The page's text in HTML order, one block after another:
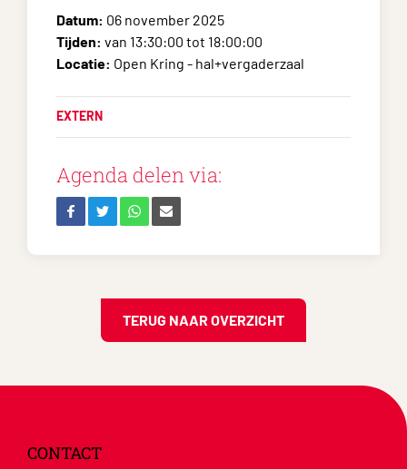
Datum: 06 november 2025
Tijden: van 13:30:00 tot 18:00:00
Locatie: Open Kring - hal+vergaderzaal
EXTERN
Agenda delen via:
TERUG NAAR OVERZICHT
CONTACT